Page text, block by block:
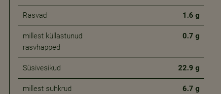
Rasvad 1.6 g
millest küllastunud
rasvhapped
0.7 g
Süsivesikud 22.9 g
millest suhkrud 6.7 g